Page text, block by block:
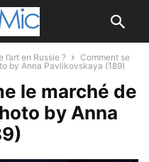
en Russie ?
Comment se
by Anna Pavlikovskaya (189)
le marché de
by Anna